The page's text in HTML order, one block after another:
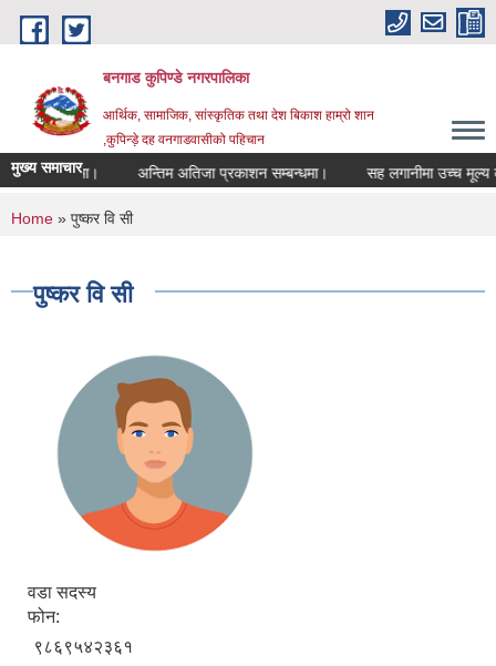
Skip to main content
बनगाड कुपिण्डे नगरपालिका
आर्थिक, सामाजिक, सांस्कृतिक तथा देश बिकाश हाम्रो शान
,कुपिन्ड़े दह वनगाडवासीको पहिचान
मुख्य समाचार
सम्बन्धमा। अन्तिम अतिजा प्रकाशन सम्बन्धमा। सह लगानीमा उच्च मूल्य
You are here
Home » पुष्कर वि सी
पुष्कर वि सी
वडा सदस्य
फोन:
९८६९५४२३६१